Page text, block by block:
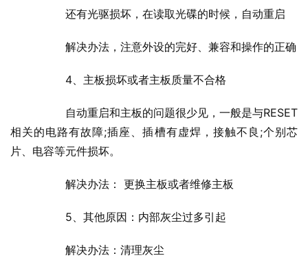
  	还有光驱损坏，在读取光碟的时候，自动重启
  	解决办法，注意外设的完好、兼容和操作的正确
  	4、主板损坏或者主板质量不合格
相关的电路有故障;插座、插槽有虚焊，接触不良;个别芯
片、电容等元件损坏。
  	解决办法： 更换主板或者维修主板
  	5、其他原因：内部灰尘过多引起
  	解决办法：清理灰尘